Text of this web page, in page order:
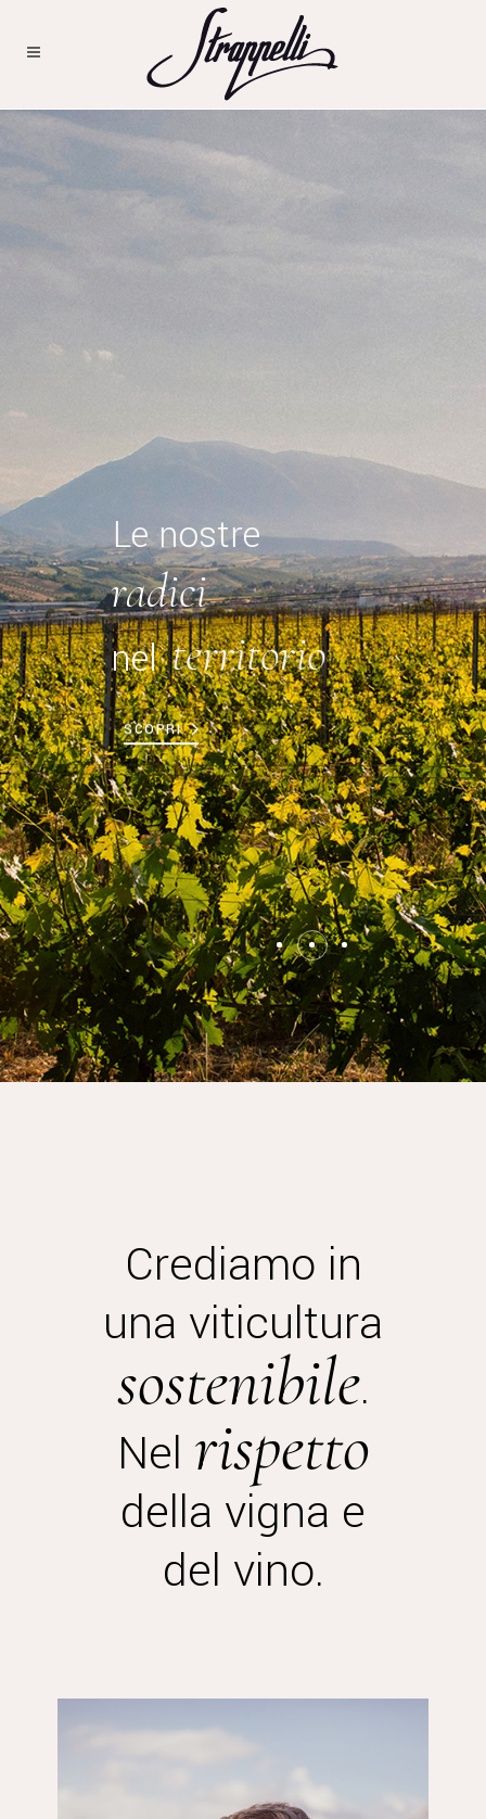
Vini autentici
che raccontano
una storia
SCOPRI
Crediamo in
una viticultura
sostenibile.
Nel rispetto
della vigna e
del vino.